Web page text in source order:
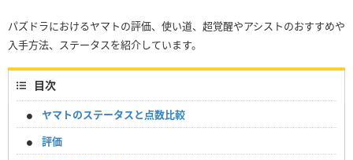
パズドラにおけるヤマトの評価、使い道、超覚醒やアシストのおすすめや
入手方法、ステータスを紹介しています。
目次
ヤマトのステータスと点数比較
評価